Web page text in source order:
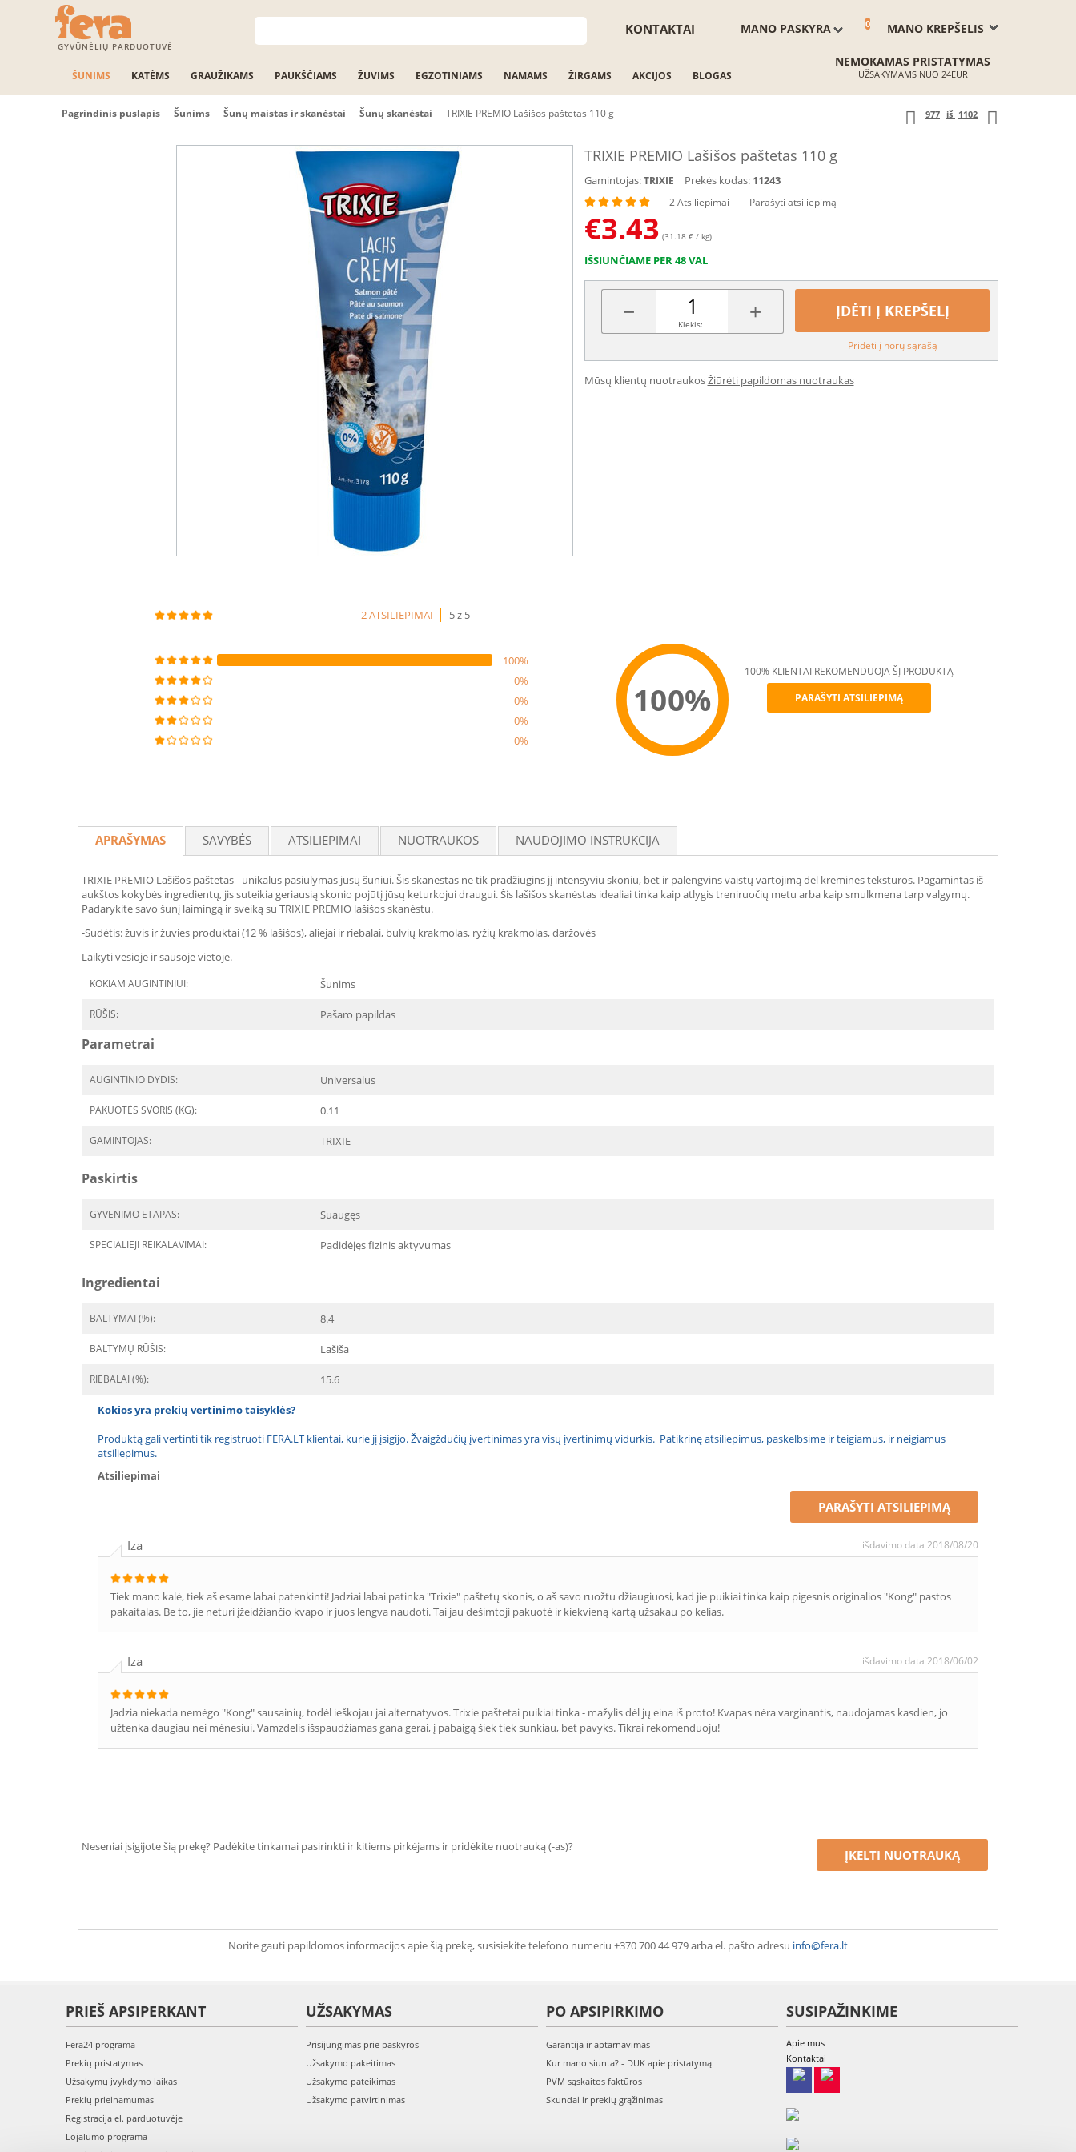
GYVŪNĖLIŲ PARDUOTUVĖ
MANO KREPŠELIS
0
MANO PASKYRA
KONTAKTAI
ŠUNIMS KATĖMS GRAUŽIKAMS PAUKŠČIAMS ŽUVIMS EGZOTINIAMS NAMAMS ŽIRGAMS AKCIJOS BLOGAS
NEMOKAMAS PRISTATYMAS
UŽSAKYMAMS NUO 24EUR
Pagrindinis puslapis Šunims Šunų maistas ir skanėstai Šunų skanėstai TRIXIE PREMIO Lašišos paštetas 110 g 977 iš 1102
TRIXIE PREMIO Lašišos paštetas 110 g
Gamintojas: TRIXIE Prekės kodas: 11243
2 Atsiliepimai Parašyti atsiliepimą
€3.43 (31.18 € / kg)
IŠSIUNČIAME PER 48 VAL
− +
Kiekis:
ĮDĖTI Į KREPŠELĮ
Pridėti į norų sąrašą
Mūsų klientų nuotraukosŽiūrėti papildomas nuotraukas
2 ATSILIEPIMAI 5 z 5
100%
0%
0%
0%
0%
100%
Recommend
100% KLIENTAI REKOMENDUOJA ŠĮ PRODUKTĄ
PARAŠYTI ATSILIEPIMĄ
APRAŠYMAS SAVYBĖS ATSILIEPIMAI NUOTRAUKOS NAUDOJIMO INSTRUKCIJA
TRIXIE PREMIO Lašišos paštetas - unikalus pasiūlymas jūsų šuniui. Šis skanėstas ne tik pradžiugins jį intensyviu skoniu, bet ir palengvins vaistų vartojimą dėl kreminės tekstūros. Pagamintas iš
aukštos kokybės ingredientų, jis suteikia geriausią skonio pojūtį jūsų keturkojui draugui. Šis lašišos skanėstas idealiai tinka kaip atlygis treniruočių metu arba kaip smulkmena tarp valgymų.
Padarykite savo šunį laimingą ir sveiką su TRIXIE PREMIO lašišos skanėstu.
-Sudėtis: žuvis ir žuvies produktai (12 % lašišos), aliejai ir riebalai, bulvių krakmolas, ryžių krakmolas, daržovės
Laikyti vėsioje ir sausoje vietoje.
KOKIAM AUGINTINIUI: Šunims
RŪŠIS: Pašaro papildas
Parametrai
AUGINTINIO DYDIS: Universalus
PAKUOTĖS SVORIS (KG): 0.11
GAMINTOJAS: TRIXIE
Paskirtis
GYVENIMO ETAPAS: Suaugęs
SPECIALIEJI REIKALAVIMAI: Padidėjęs fizinis aktyvumas
Ingredientai
BALTYMAI (%): 8.4
BALTYMŲ RŪŠIS: Lašiša
RIEBALAI (%): 15.6
Kokios yra prekių vertinimo taisyklės?
Produktą gali vertinti tik registruoti FERA.LT klientai, kurie jį įsigijo. Žvaigždučių įvertinimas yra visų įvertinimų vidurkis. Patikrinę atsiliepimus, paskelbsime ir teigiamus, ir neigiamus
atsiliepimus.
Atsiliepimai
PARAŠYTI ATSILIEPIMĄ
Iza išdavimo data 2018/08/20
Tiek mano kalė, tiek aš esame labai patenkinti! Jadziai labai patinka "Trixie" paštetų skonis, o aš savo ruožtu džiaugiuosi, kad jie puikiai tinka kaip pigesnis originalios "Kong" pastos
pakaitalas. Be to, jie neturi įžeidžiančio kvapo ir juos lengva naudoti. Tai jau dešimtoji pakuotė ir kiekvieną kartą užsakau po kelias.
Iza išdavimo data 2018/06/02
Jadzia niekada nemėgo "Kong" sausainių, todėl ieškojau jai alternatyvos. Trixie paštetai puikiai tinka - mažylis dėl jų eina iš proto! Kvapas nėra varginantis, naudojamas kasdien, jo
užtenka daugiau nei mėnesiui. Vamzdelis išspaudžiamas gana gerai, į pabaigą šiek tiek sunkiau, bet pavyks. Tikrai rekomenduoju!
Neseniai įsigijote šią prekę? Padėkite tinkamai pasirinkti ir kitiems pirkėjams ir pridėkite nuotrauką (-as)?
ĮKELTI NUOTRAUKĄ
Norite gauti papildomos informacijos apie šią prekę, susisiekite telefono numeriu +370 700 44 979 arba el. pašto adresu info@fera.lt
PRIEŠ APSIPERKANT
Fera24 programa
Prekių pristatymas
Užsakymų įvykdymo laikas
Prekių prieinamumas
Registracija el. parduotuvėje
Lojalumo programa
UŽSAKYMAS
Prisijungimas prie paskyros
Užsakymo pakeitimas
Užsakymo pateikimas
Užsakymo patvirtinimas
PO APSIPIRKIMO
Garantija ir aptarnavimas
Kur mano siunta? - DUK apie pristatymą
PVM sąskaitos faktūros
Skundai ir prekių grąžinimas
SUSIPAŽINKIME
Apie mus
Kontaktai